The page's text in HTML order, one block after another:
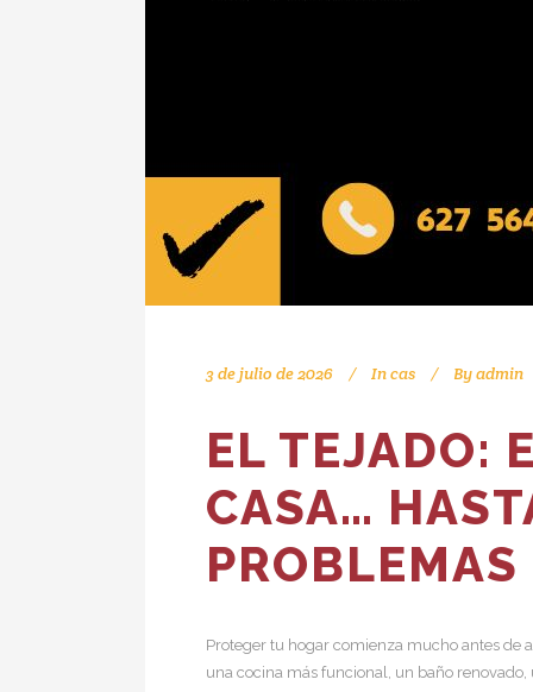
3 de julio de 2026 Incas Byadmin
EL TEJADO:
CASA…
PROBLEMAS
Proteger tu hogar comienza mucho antes de
una cocina más funcional, un baño